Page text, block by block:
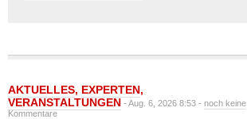
AKTUELLES, EXPERTEN,
VERANSTALTUNGEN - Aug. 6, 2026 8:53 - noch keine
Kommentare